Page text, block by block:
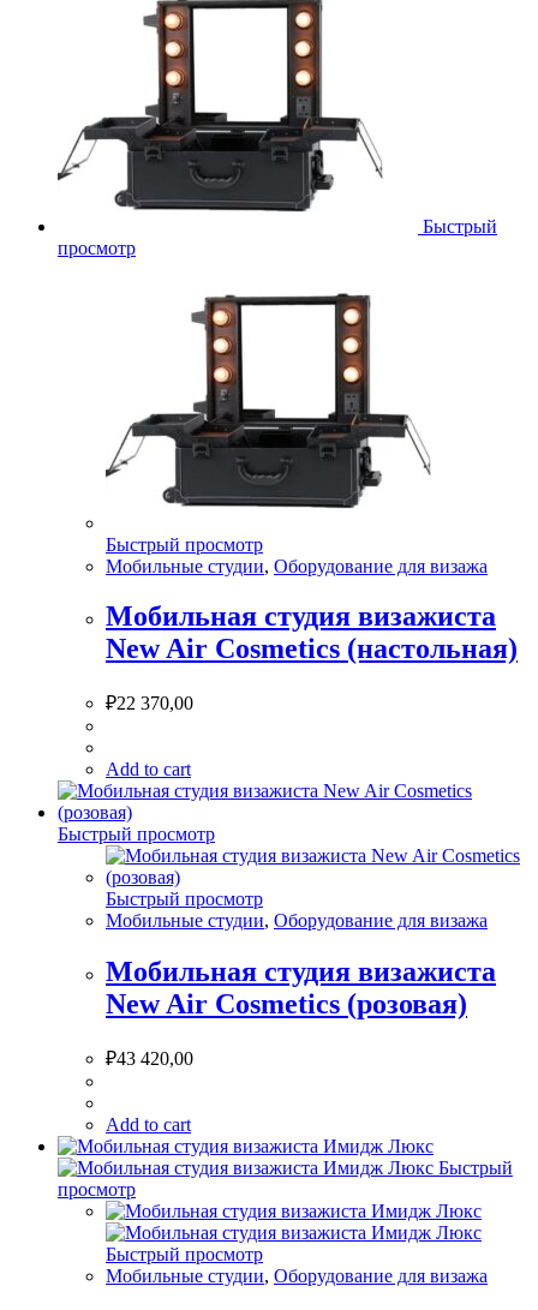
Быстрый
просмотр
Быстрый просмотр
Мобильные студии, Оборудование для визажа
Мобильная студия визажиста
New Air Cosmetics (настольная)
₽22 370,00
Add to cart
Быстрый просмотр
Быстрый просмотр
Мобильные студии, Оборудование для визажа
Мобильная студия визажиста
New Air Cosmetics (розовая)
₽43 420,00
Add to cart
Быстрый
просмотр
Быстрый просмотр
Мобильные студии, Оборудование для визажа